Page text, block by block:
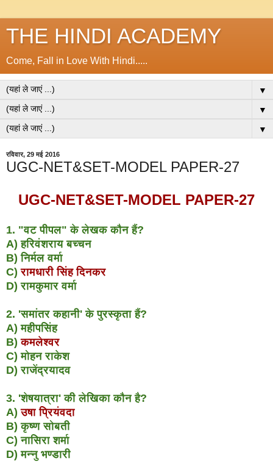
THE HINDI ACADEMY
Come, Fall in Love With Hindi.....
▼
▼
▼
रविवार, 29 मई 2016
UGC-NET&SET-MODEL PAPER-27
UGC-NET&SET-MODEL PAPER-27
1. "वट पीपल" के लेखक कौन हैं?
A) हरिवंशराय बच्चन
B) निर्मल वर्मा
C)रामधारी सिंह दिनकर
D) रामकुमार वर्मा
2. 'समांतर कहानी' के पुरस्कृता हैं?
A) महीपसिंह
B)कमलेश्वर
C) मोहन राकेश
D) राजेंद्रयादव
3. 'शेषयात्रा' की लेखिका कौन है?
A)उषा प्रियंवदा
B) कृष्ण सोबती
C) नासिरा शर्मा
D) मन्नु भण्डारी